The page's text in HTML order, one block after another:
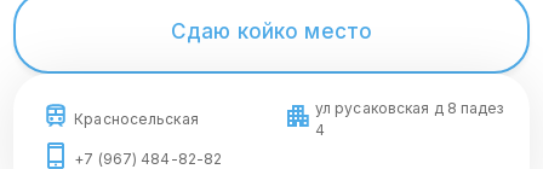
Сдаю койко место
Красносельская
ул русаковская д 8 падез
4
+7 (967) 484-82-82